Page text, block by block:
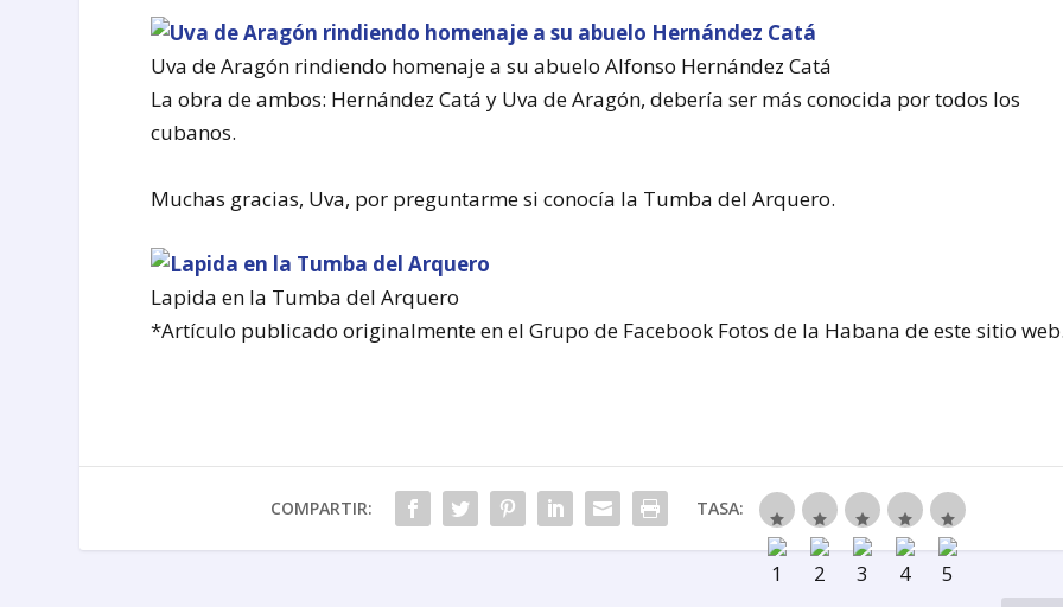
Uva de Aragón rindiendo homenaje a su abuelo Alfonso Hernández Catá
La obra de ambos: Hernández Catá y Uva de Aragón, debería ser más conocida por todos los
cubanos.
Muchas gracias, Uva, por preguntarme si conocía la Tumba del Arquero.
Lapida en la Tumba del Arquero
*Artículo publicado originalmente en el Grupo de Facebook Fotos de la Habana de este sitio
COMPARTIR: TASA: